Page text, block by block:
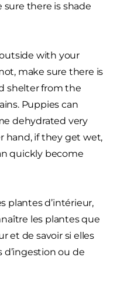
there is shade
with your
make sure there is
shelter from the
Puppies can
dehydrated very
hand, if they get wet,
quickly become
plantes d’intérieur,
les plantes que
et de savoir si elles
d’ingestion ou de